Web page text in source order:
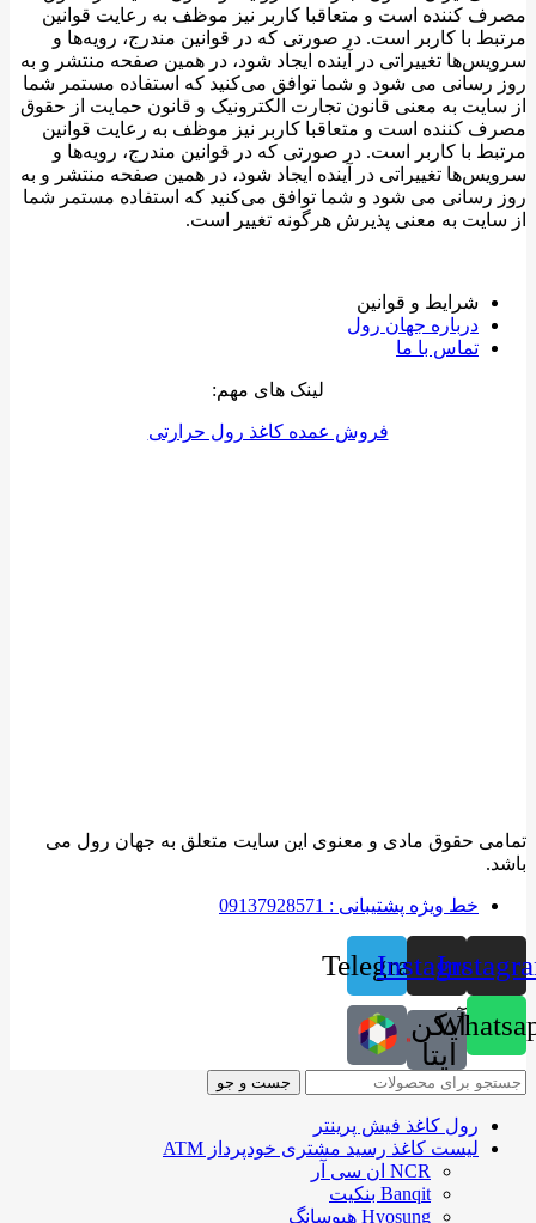
مصرف کننده است و متعاقبا کاربر نیز موظف به رعایت قوانین
مرتبط با کاربر است. در صورتی که در قوانین مندرج، رویه‏‌ها و
سرویس‏‌ها تغییراتی در آینده ایجاد شود، در همین صفحه منتشر و به
روز رسانی می شود و شما توافق می‏‌کنید که استفاده مستمر شما
از سایت به معنی قانون تجارت الکترونیک و قانون حمایت از حقوق
مصرف کننده است و متعاقبا کاربر نیز موظف به رعایت قوانین
مرتبط با کاربر است. در صورتی که در قوانین مندرج، رویه‏‌ها و
سرویس‏‌ها تغییراتی در آینده ایجاد شود، در همین صفحه منتشر و به
روز رسانی می شود و شما توافق می‏‌کنید که استفاده مستمر شما
از سایت به معنی پذیرش هرگونه تغییر است.
شرایط و قوانین
درباره جهان رول
تماس با ما
لینک های مهم:
فروش عمده کاغذ رول حرارتی
تمامی حقوق مادی و معنوی این سایت متعلق به جهان رول می
باشد.
خط ویژه پشتیبانی : 09137928571
Instagram
Telegram
آیکن
ایتا
جست و جو
رول کاغذ فیش پرینتر
لیست کاغذ رسید مشتری خودپرداز ATM
NCR ان سی آر
Banqit بنکیت
Hyosung هیوسانگ